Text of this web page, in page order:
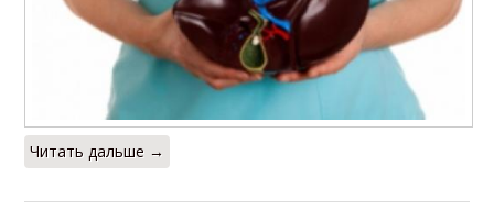
Читать дальше →